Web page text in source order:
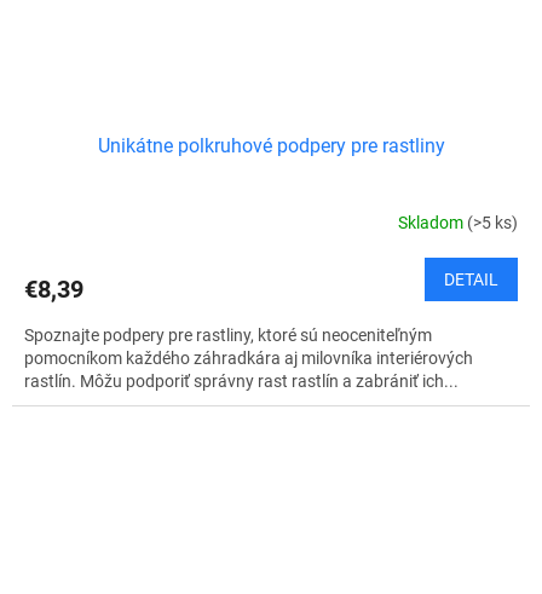
Unikátne polkruhové podpery pre rastliny
Skladom (>5 ks)
€8,39 DETAIL
Spoznajte podpery pre rastliny, ktoré sú neoceniteľným
pomocníkom každého záhradkára aj milovníka interiérových
rastlín. Môžu podporiť správny rast rastlín a zabrániť ich...